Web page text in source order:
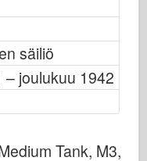
säiliö
– joulukuu 1942
Tank, M3,